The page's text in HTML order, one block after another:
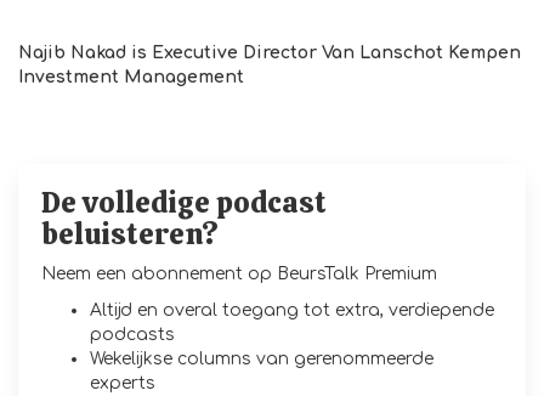
Najib Nakad is Executive Director Van Lanschot Kempen
Investment Management
De volledige podcast
beluisteren?
Neem een abonnement op BeursTalk Premium
Altijd en overal toegang tot extra, verdiepende
podcasts
Wekelijkse columns van gerenommeerde
experts